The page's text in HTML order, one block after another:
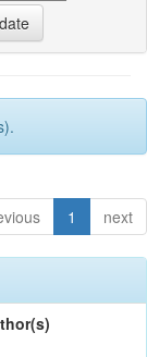
1 next